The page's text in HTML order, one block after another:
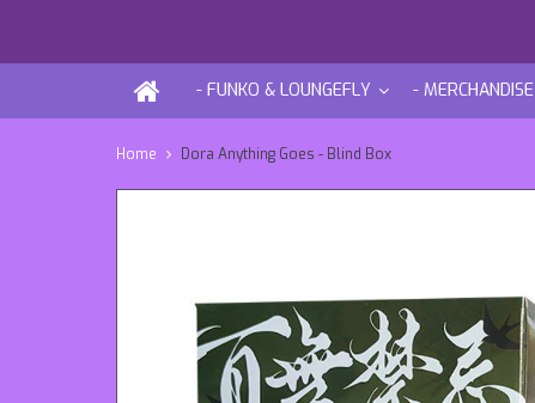
- FUNKO & LOUNGEFLY - MERCHANDISE
Home Dora Anything Goes - Blind Box